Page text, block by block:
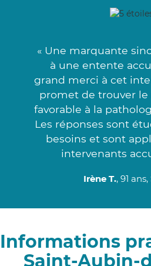
« Une marquante
à une entente
grand merci à cet
promet de trouver
favorable à la
Les réponses sont
besoins et sont
intervenants
Irène T., 91
Informations
Saint-Aubin-